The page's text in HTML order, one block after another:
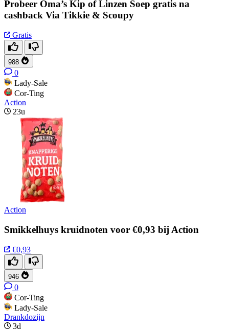
Probeer Oma’s Kip of Linzen Soep gratis na
cashback Via Tikkie & Scoupy
Gratis
988
0
Lady-Sale
Cor-Ting
Action
23u
Action
Smikkelhuys kruidnoten voor €0,93 bij Action
€0,93
946
0
Cor-Ting
Lady-Sale
Drankdozijn
3d